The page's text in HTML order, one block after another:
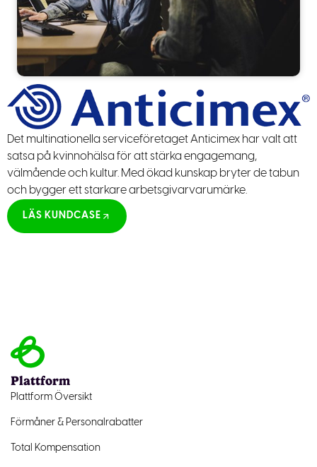
Det multinationella serviceföretaget Anticimex har valt att
satsa på kvinnohälsa för att stärka engagemang,
välmående och kultur. Med ökad kunskap bryter de tabun
och bygger ett starkare arbetsgivarvarumärke.
LÄS KUNDCASE
Plattform
Plattform Översikt
Förmåner & Personalrabatter
Total Kompensation